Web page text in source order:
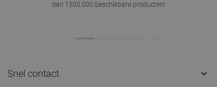
dan 1500.000 beschikbare producten!
Snel contact 